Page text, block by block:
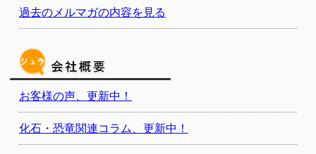
過去のメルマガの内容を見る
お客様の声、更新中！
化石・恐竜関連コラム、更新中！